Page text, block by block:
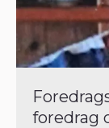
foredrag